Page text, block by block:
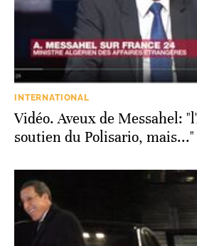
INTERNATIONAL
Vidéo. Aveux de Messahel:
soutien du Polisario, mais..."